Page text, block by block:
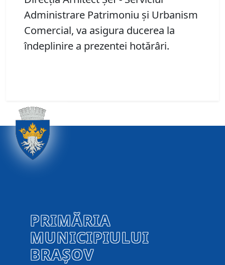
Administrare Patrimoniu şi Urbanism
Comercial, va asigura ducerea la
îndeplinire a prezentei hotărâri.
PRIMĂRIA
MUNICIPIULUI
BRAȘOV